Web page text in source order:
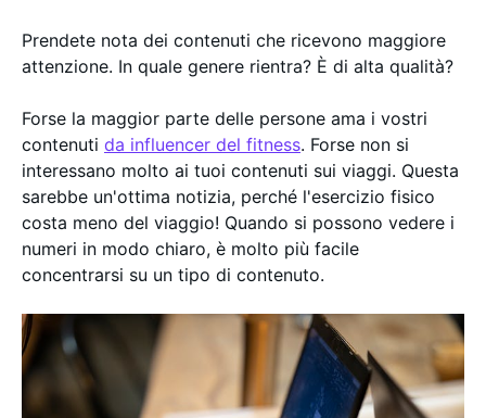
Prendete nota dei contenuti che ricevono maggiore
attenzione. In quale genere rientra? È di alta qualità?
Forse la maggior parte delle persone ama i vostri
contenuti da influencer del fitness. Forse non si
interessano molto ai tuoi contenuti sui viaggi. Questa
sarebbe un'ottima notizia, perché l'esercizio fisico
costa meno del viaggio! Quando si possono vedere i
numeri in modo chiaro, è molto più facile
concentrarsi su un tipo di contenuto.